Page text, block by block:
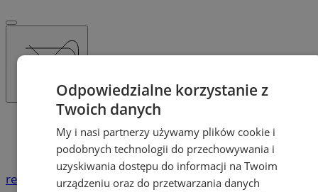
Handel
Zakupy przez Internet
reklama
Odpowiedzialne korzystanie z
Twoich danych
My i nasi partnerzy używamy plików cookie i
podobnych technologii do przechowywania i
uzyskiwania dostępu do informacji na Twoim
urządzeniu oraz do przetwarzania danych